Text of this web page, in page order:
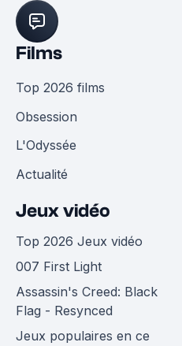
Films
Top 2026 films
Obsession
L'Odyssée
Actualité
Jeux vidéo
Top 2026 Jeux vidéo
007 First Light
Assassin's Creed: Black
Flag - Resynced
Jeux populaires en ce